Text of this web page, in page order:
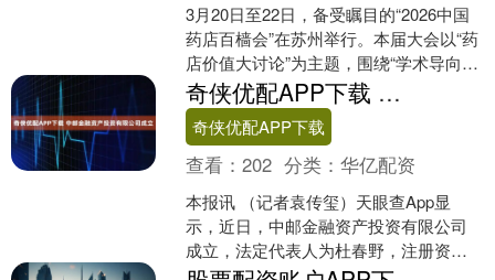
3月20日至22日，备受瞩目的“2026中国
药店百樯会”在苏州举行。本届大会以“药
店价值大讨论”为主题，围绕“学术导向、
以人为本”的核心理念，探讨零售药店在
新阶....
奇侠优配APP下载 中邮金融资产投资有限公司成立
奇侠优配APP下载
查看：202 分类：华亿配资
本报讯 （记者袁传玺）天眼查App显
示，近日，中邮金融资产投资有限公司
成立，法定代表人为杜春野，注册资本
100亿元，经营范围为非银行金融业务。